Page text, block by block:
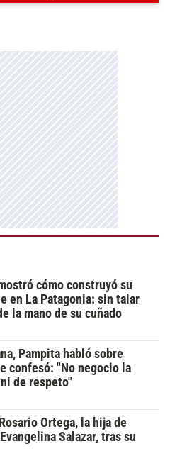
cómo construyó su
en La Patagonia: sin talar
la mano de su cuñado
Pampita habló sobre
confesó: "No negocio la
de respeto"
Ortega, la hija de
Salazar, tras su